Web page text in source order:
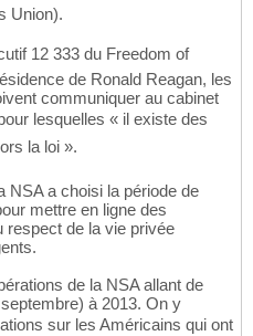
Union).
12 333 du Freedom of
de Ronald Reagan, les
communiquer au cabinet
lesquelles « il existe des
la loi ».
NSA a choisi la période de
mettre en ligne des
respect de la vie privée
de la NSA allant de
à 2013. On y
sur les Américains qui ont